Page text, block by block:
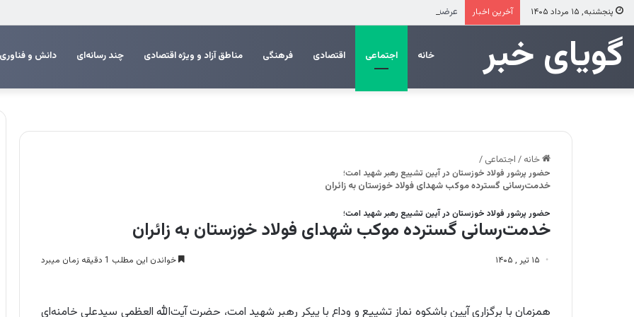
پنجشنبه, ۱۵ مرداد ۱۴۰۵ آخرین اخبار عرضه مستقیم محصولات ایرانول در ایام اربعین
‌‌‌گویای خبر خانه اجتماعی اقتصادی فرهنگی مناطق آزاد و ویژه اقتصادی چند رسانه‌ای دانش و فناوری
خانه / اجتماعی /
حضور پرشور فولاد خوزستان در آیین تشییع رهبر شهید امت؛
خدمت‌رسانی گسترده موکب شهدای فولاد خوزستان به زائران
حضور پرشور فولاد خوزستان در آیین تشییع رهبر شهید امت؛
خدمت‌رسانی گسترده موکب شهدای فولاد خوزستان به زائران
۱۵ تیر , ۱۴۰۵ خواندن این مطلب 1 دقیقه زمان میبرد
همزمان با برگزاری آیین باشکوه نماز تشییع و وداع با پیکر رهبر شهید امت، حضرت آیت‌الله العظمی سیدعلی خامنه‌ای